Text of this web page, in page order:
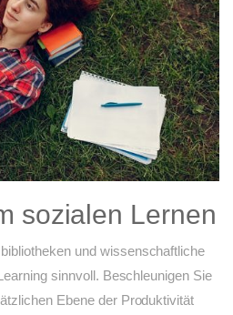
sozialen Lernen
und wissenschaftliche
sinnvoll. Beschleunigen Sie
Ebene der Produktivität